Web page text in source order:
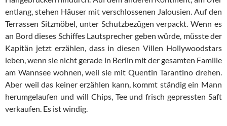
entlang, stehen Häuser mit verschlossenen Jalousien. Auf den
Terrassen Sitzmöbel, unter Schutzbezügen verpackt. Wenn es
an Bord dieses Schiffes Lautsprecher geben würde, müsste der
Kapitän jetzt erzählen, dass in diesen Villen Hollywoodstars
leben, wenn sie nicht gerade in Berlin mit der gesamten Familie
am Wannsee wohnen, weil sie mit Quentin Tarantino drehen.
Aber weil das keiner erzählen kann, kommt ständig ein Mann
herumgelaufen und will Chips, Tee und frisch gepressten Saft
verkaufen. Es ist windig.